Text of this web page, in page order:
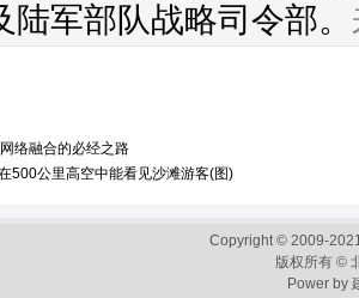
陆军部队战略司令部。
络融合的必经之路
500公里高空中能看见沙滩游客(图)
Copyright © 2009-
版权所有 ©
Power by